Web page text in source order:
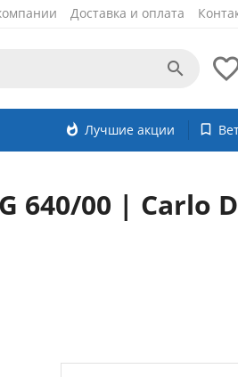
Доставка и оплата

whatshot Лучшие акции bookmark_border
640/00 | Carlo